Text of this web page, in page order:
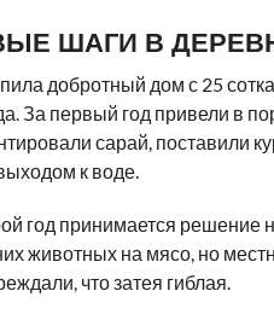
ШАГИ В
добротный дом с 25
За первый год привели в
сарай, поставили
к воде.
год принимается решение
животных на мясо, но
что затея гиблая.